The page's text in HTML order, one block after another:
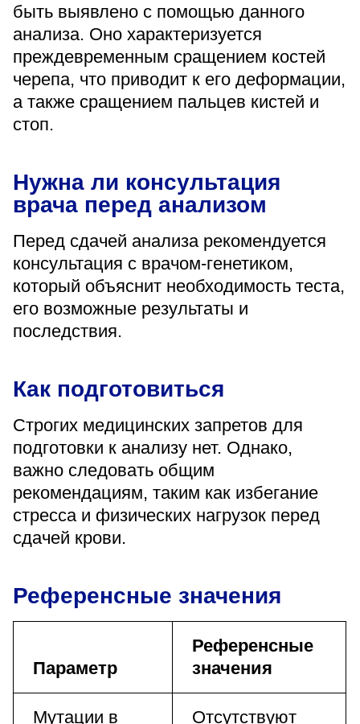
быть выявлено с помощью данного
анализа. Оно характеризуется
преждевременным сращением костей
черепа, что приводит к его деформации,
а также сращением пальцев кистей и
стоп.
Нужна ли консультация
врача перед анализом
Перед сдачей анализа рекомендуется
консультация с врачом-генетиком,
который объяснит необходимость теста,
его возможные результаты и
последствия.
Как подготовиться
Строгих медицинских запретов для
подготовки к анализу нет. Однако,
важно следовать общим
рекомендациям, таким как избегание
стресса и физических нагрузок перед
сдачей крови.
Референсные значения
Параметр
Референсные
значения
Мутации в Отсутствуют